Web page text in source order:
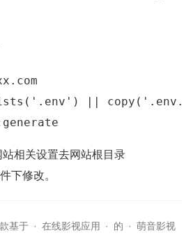
||
相关设置去网站根目录
下修改。
基于 · 在线影视应用 · 的 · 萌音影视